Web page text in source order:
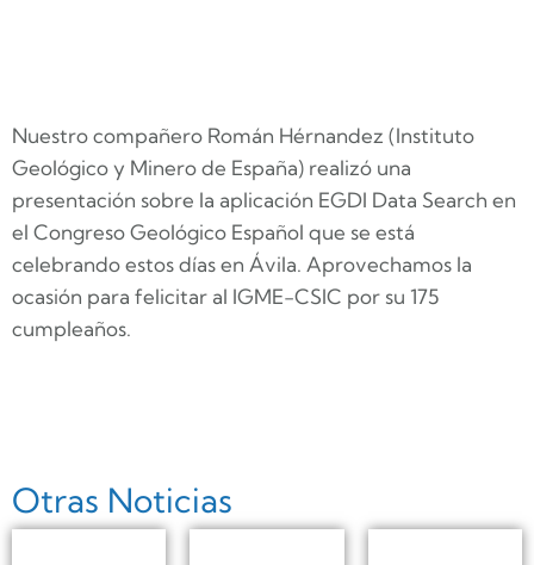
Nuestro compañero Román Hérnandez (Instituto
Geológico y Minero de España) realizó una
presentación sobre la aplicación EGDI Data Search en
el Congreso Geológico Español que se está
celebrando estos días en Ávila. Aprovechamos la
ocasión para felicitar al IGME-CSIC por su 175
cumpleaños.
Otras Noticias